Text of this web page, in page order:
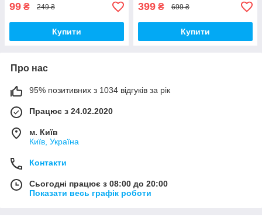
99 ₴ 249 ₴
Купити
399 ₴ 699 ₴
Купити
Про нас
95% позитивних з 1034 відгуків за рік
Працює з 24.02.2020
м. Київ
Київ, Україна
Контакти
Сьогодні працює з 08:00 до 20:00
Показати весь графік роботи